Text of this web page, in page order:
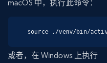
macOS 中，执行此命令：
source ./venv/bin/
或者，在 Windows 上执行